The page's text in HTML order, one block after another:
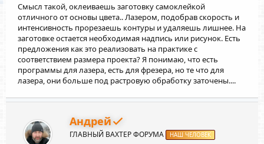
Смысл такой, оклеиваешь заготовку самоклейкой
отличного от основы цвета.. Лазером, подобрав скорость и
интенсивность прорезаешь контуры и удаляешь лишнее. На
заготовке остается необходимая надпись или рисунок. Есть
предложения как это реализовать на практике с
соответствием размера проекта? Я понимаю, что есть
программы для лазера, есть для фрезера, но те что для
лазера, они больше под растровую обработку заточены....
Андрей
ГЛАВНЫЙ ВАХТЕР ФОРУМА НАШ ЧЕЛОВЕК